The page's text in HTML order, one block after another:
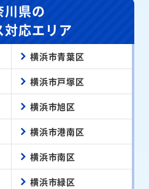
川県の
対応エリア
横浜市青葉区
横浜市戸塚区
横浜市旭区
横浜市港南区
横浜市南区
横浜市緑区